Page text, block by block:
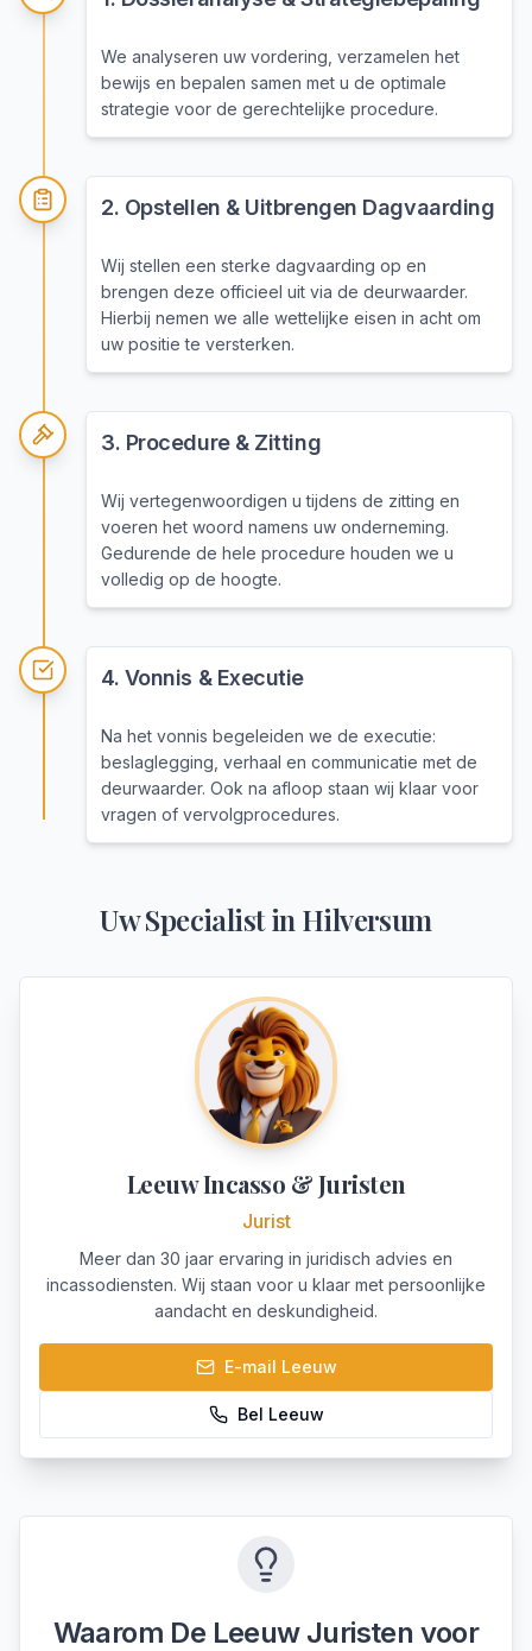
We analyseren uw vordering, verzamelen het
bewijs en bepalen samen met u de optimale
strategie voor de gerechtelijke procedure.
2. Opstellen & Uitbrengen Dagvaarding
Wij stellen een sterke dagvaarding op en
brengen deze officieel uit via de deurwaarder.
Hierbij nemen we alle wettelijke eisen in acht om
uw positie te versterken.
3. Procedure & Zitting
Wij vertegenwoordigen u tijdens de zitting en
voeren het woord namens uw onderneming.
Gedurende de hele procedure houden we u
volledig op de hoogte.
4. Vonnis & Executie
Na het vonnis begeleiden we de executie:
beslaglegging, verhaal en communicatie met de
deurwaarder. Ook na afloop staan wij klaar voor
vragen of vervolgprocedures.
Uw Specialist in Hilversum
Leeuw Incasso & Juristen
Jurist
Meer dan 30 jaar ervaring in juridisch advies en
incassodiensten. Wij staan voor u klaar met persoonlijke
aandacht en deskundigheid.
E-mail Leeuw
Bel Leeuw
Waarom De Leeuw Juristen voor